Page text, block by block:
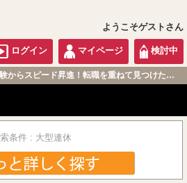
ようこそゲストさん
ログイン マイページ 検討中
ド昇進！転職を重ねて見つけた『本当に働きやすい職場』とは？
条件 : 大型連休